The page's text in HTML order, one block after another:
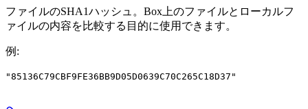
ファイルのSHA1ハッシュ。Box上のファイルとローカルフ
ァイルの内容を比較する目的に使用できます。
例 :
"85136C79CBF9FE36BB9D05D0639C70C265C18D37"